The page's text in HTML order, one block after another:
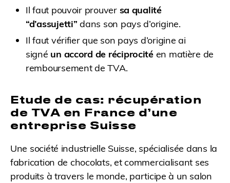
Il faut pouvoir prouver sa qualité
“d’assujetti” dans son pays d’origine.
Il faut vérifier que son pays d’origine ai
signé un accord de réciprocitéen matière de
remboursement de TVA.
Etude de cas: récupération
de TVA en France d’une
entreprise Suisse
Une société industrielle Suisse, spécialisée dans la
fabrication de chocolats, et commercialisant ses
produits à travers le monde, participe à un salon